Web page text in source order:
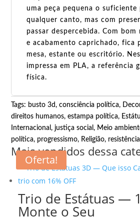
uma peça pequena o suficiente
qualquer canto, mas com
passar despercebida. Com bom
e acabamento caprichado, fica
mesa, estante ou escritório.
impressa em PLA, a referência
física.
Tags: busto 3d,consciência política,
direitos humanos,estampa política,
Internacional,justiça social, Meio
política, progressismo, Religião, resistência
Mais vendidos dessa
Oferta!
Trio de Estátuas —
Monte o Seu